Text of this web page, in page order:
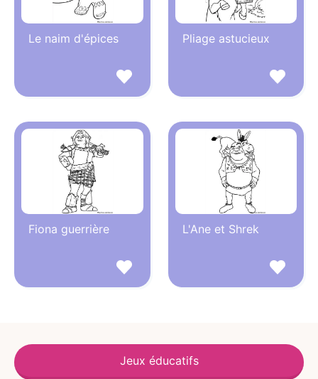
Le naim d'épices Pliage astucieux
Fiona guerrière L'Ane et Shrek
Jeux éducatifs